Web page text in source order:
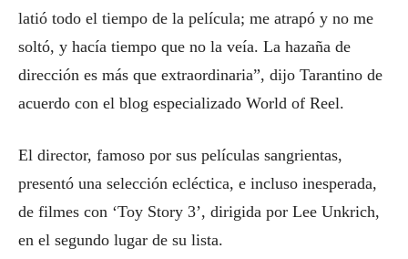
latió todo el tiempo de la película; me atrapó y no me
soltó, y hacía tiempo que no la veía. La hazaña de
dirección es más que extraordinaria”, dijo Tarantino de
acuerdo con el blog especializado World of Reel.
El director, famoso por sus películas sangrientas,
presentó una selección ecléctica, e incluso inesperada,
de filmes con ‘Toy Story 3’, dirigida por Lee Unkrich,
en el segundo lugar de su lista.